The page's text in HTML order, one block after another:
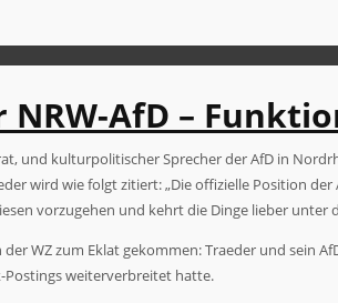
AfD –
und kulturpolitischer Sprecher der AfD in
wird wie folgt zitiert: „Die offizielle Position
vorzugehen und kehrt die Dinge lieber unter
WZ zum Eklat gekommen: Traeder und sein
Postings weiterverbreitet hatte.